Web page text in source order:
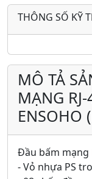
THÔNG SỐ KỸ
MÔ TẢ
MẠNG
ENSOHO
Đầu bấm mạng
- Vỏ nhựa PS